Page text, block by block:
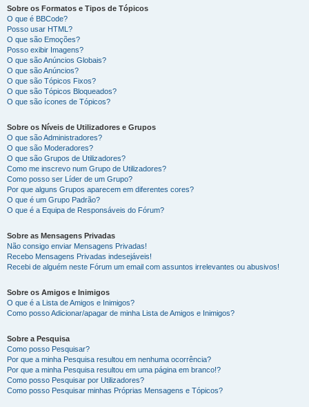
Sobre os Formatos e Tipos de Tópicos
O que é BBCode?
Posso usar HTML?
O que são Emoções?
Posso exibir Imagens?
O que são Anúncios Globais?
O que são Anúncios?
O que são Tópicos Fixos?
O que são Tópicos Bloqueados?
O que são ícones de Tópicos?
Sobre os Níveis de Utilizadores e Grupos
O que são Administradores?
O que são Moderadores?
O que são Grupos de Utilizadores?
Como me inscrevo num Grupo de Utilizadores?
Como posso ser Líder de um Grupo?
Por que alguns Grupos aparecem em diferentes cores?
O que é um Grupo Padrão?
O que é a Equipa de Responsáveis do Fórum?
Sobre as Mensagens Privadas
Não consigo enviar Mensagens Privadas!
Recebo Mensagens Privadas indesejáveis!
Recebi de alguém neste Fórum um email com assuntos irrelevantes ou abusivos!
Sobre os Amigos e Inimigos
O que é a Lista de Amigos e Inimigos?
Como posso Adicionar/apagar de minha Lista de Amigos e Inimigos?
Sobre a Pesquisa
Como posso Pesquisar?
Por que a minha Pesquisa resultou em nenhuma ocorrência?
Por que a minha Pesquisa resultou em uma página em branco!?
Como posso Pesquisar por Utilizadores?
Como posso Pesquisar minhas Próprias Mensagens e Tópicos?